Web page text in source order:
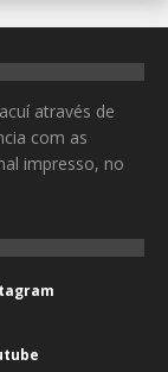
através de
com as
impresso, no